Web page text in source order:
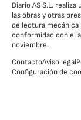
Diario AS S.L.
las obras y otras
de lectura mecánica
conformidad con el
noviembre.
ContactoAviso legal
Configuración de